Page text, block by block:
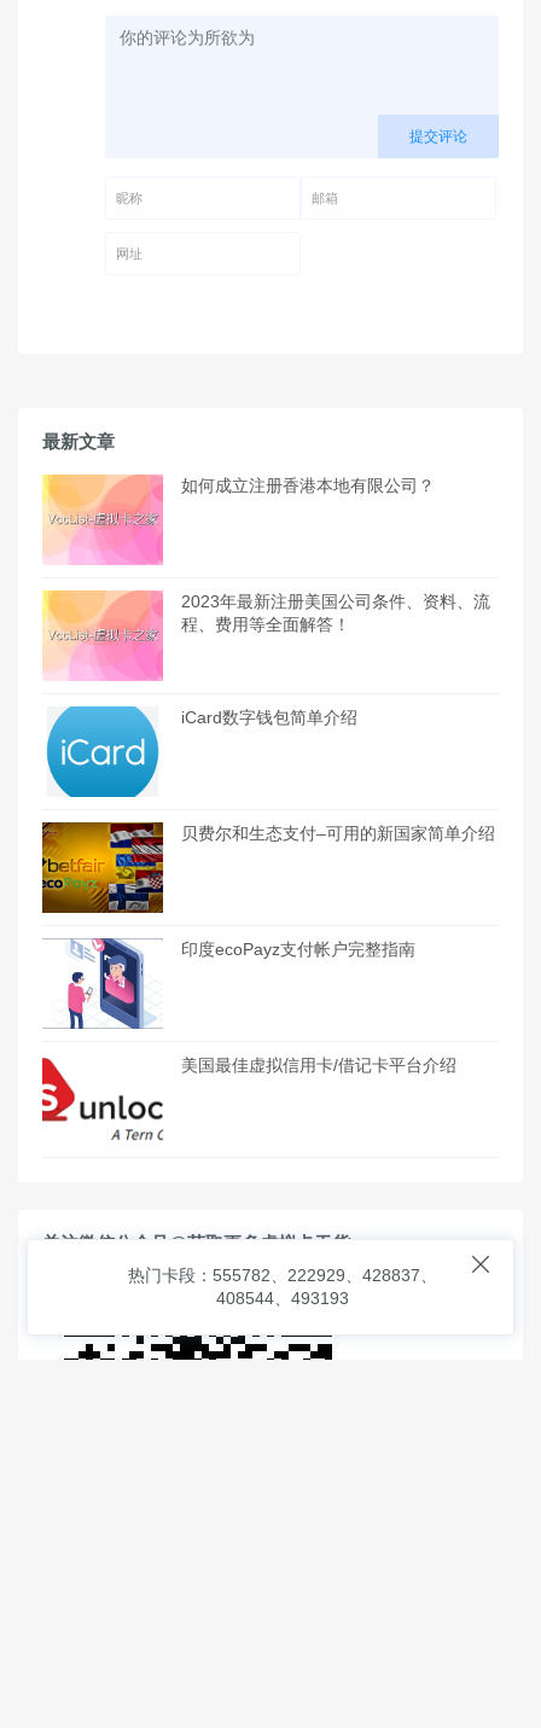
提交评论
最新文章
如何成立注册香港本地有限公司？
2023年最新注册美国公司条件、资料、流
程、费用等全面解答！
iCard数字钱包简单介绍
贝费尔和生态支付–可用的新国家简单介绍
印度ecoPayz支付帐户完整指南
美国最佳虚拟信用卡/借记卡平台介绍
关注微信公众号@获取更多虚拟卡干货

热门卡段：555782、222929、428837、
408544、493193